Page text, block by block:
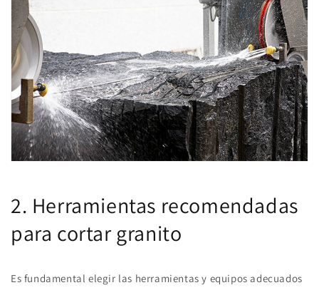
2. Herramientas recomendadas
para cortar granito
Es fundamental elegir las herramientas y equipos adecuados